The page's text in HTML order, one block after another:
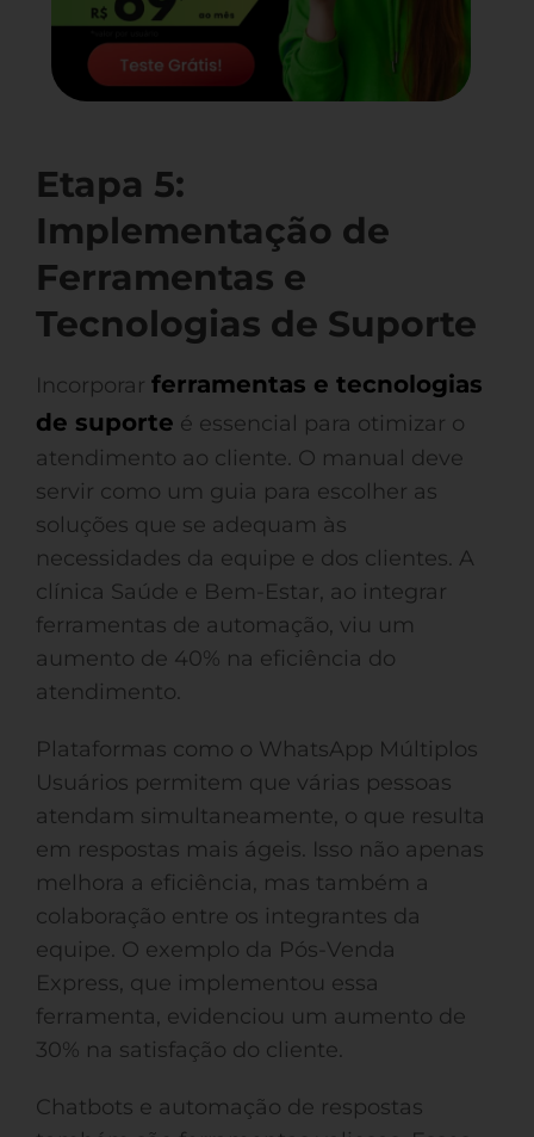
Etapa 5:
Implementação de
Ferramentas e
Tecnologias de Suporte
Incorporar ferramentas e tecnologias
de suporte é essencial para otimizar o
atendimento ao cliente. O manual deve
servir como um guia para escolher as
soluções que se adequam às
necessidades da equipe e dos clientes. A
clínica Saúde e Bem-Estar, ao integrar
ferramentas de automação, viu um
aumento de 40% na eficiência do
atendimento.
Plataformas como o WhatsApp Múltiplos
Usuários permitem que várias pessoas
atendam simultaneamente, o que resulta
em respostas mais ágeis. Isso não apenas
melhora a eficiência, mas também a
colaboração entre os integrantes da
equipe. O exemplo da Pós-Venda
Express, que implementou essa
ferramenta, evidenciou um aumento de
30% na satisfação do cliente.
Chatbots e automação de respostas